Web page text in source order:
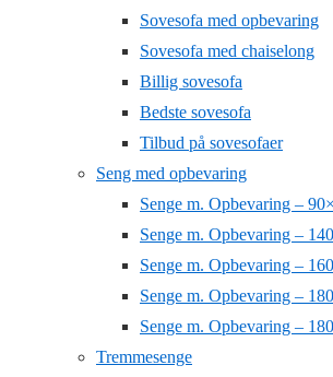
Sovesofa med opbevaring
Sovesofa med chaiselong
Billig sovesofa
Bedste sovesofa
Tilbud på sovesofaer
Seng med opbevaring
Senge m. Opbevaring –
Senge m. Opbevaring –
Senge m. Opbevaring –
Senge m. Opbevaring –
Senge m. Opbevaring –
Tremmesenge